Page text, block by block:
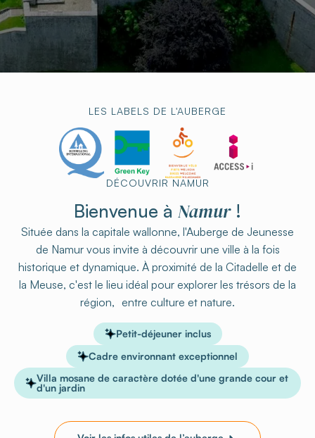
LES LABELS DE L'AUBERGE
DÉCOUVRIR NAMUR
Bienvenue à Namur!
Située dans la capitale wallonne, l'Auberge de Jeunesse
de Namur vous invite à découvrir une ville à la fois
historique et dynamique. À proximité de la Citadelle et de
la Meuse, c'est le lieu idéal pour explorer les trésors de la
région, entre culture et nature.
Petit-déjeuner inclus
Cadre environnant exceptionnel
Villa mosane de caractère dotée d'une grande cour et
d'un jardin